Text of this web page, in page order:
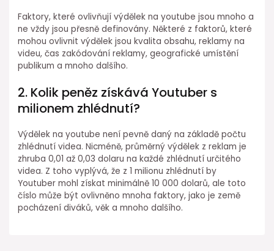
Faktory, které ovlivňují výdělek na youtube jsou mnoho a
ne vždy jsou přesně definovány. Některé z faktorů, které
mohou ovlivnit výdělek jsou kvalita obsahu, reklamy na
videu, čas zakódování reklamy, geografické umístění
publikum a mnoho dalšího.
2. Kolik peněz získává Youtuber s
milionem zhlédnutí?
Výdělek na youtube není pevně daný na základě počtu
zhlédnutí videa. Nicméně, průměrný výdělek z reklam je
zhruba 0,01 až 0,03 dolaru na každé zhlédnutí určitého
videa. Z toho vyplývá, že z 1 milionu zhlédnutí by
Youtuber mohl získat minimálně 10 000 dolarů, ale toto
číslo může být ovlivněno mnoha faktory, jako je země
pocházení diváků, věk a mnoho dalšího.